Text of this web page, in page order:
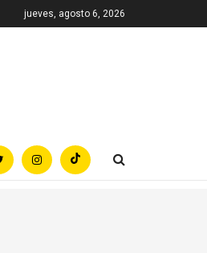
jueves, agosto 6, 2026